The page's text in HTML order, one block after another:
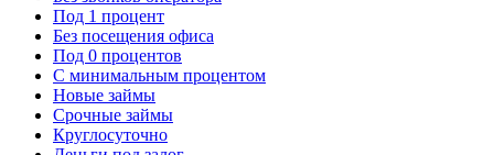
Под 1 процент
Без посещения офиса
Под 0 процентов
С минимальным процентом
Новые займы
Срочные займы
Круглосуточно